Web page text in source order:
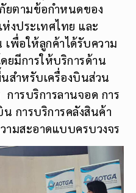
ยตามข้อกำหนดของ
งประเทศไทย และ
พื่อให้ลูกค้าได้รับความ
ยมีการให้บริการด้าน
สำหรับเครื่องบินส่วน
การบริการลานจอด การ
การบริการคลังสินค้า
ามสะอาดแบบครบวงจร